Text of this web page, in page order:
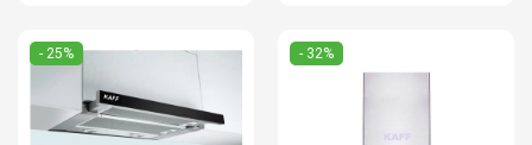
- 25% - 32%